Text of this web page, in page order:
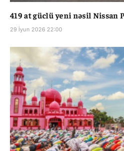
419 at güclü yeni nəsil Nissan
29 İyun 2026 22:00